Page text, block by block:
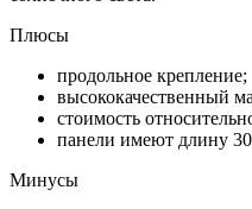
Плюсы
продольное крепление;
высококачественный
стоимость
панели имеют длину
Минусы